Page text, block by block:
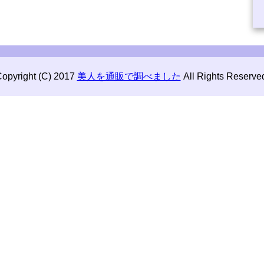
(C) 2017 美人を通販で調べました All Rights